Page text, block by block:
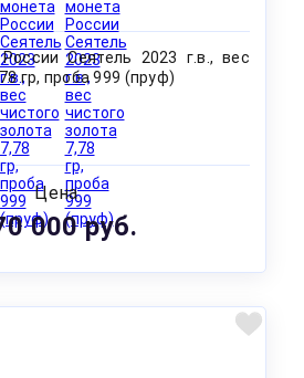
Сеятель 2023 г.в., вес
гр, проба 999 (пруф)
Цена
000 руб.